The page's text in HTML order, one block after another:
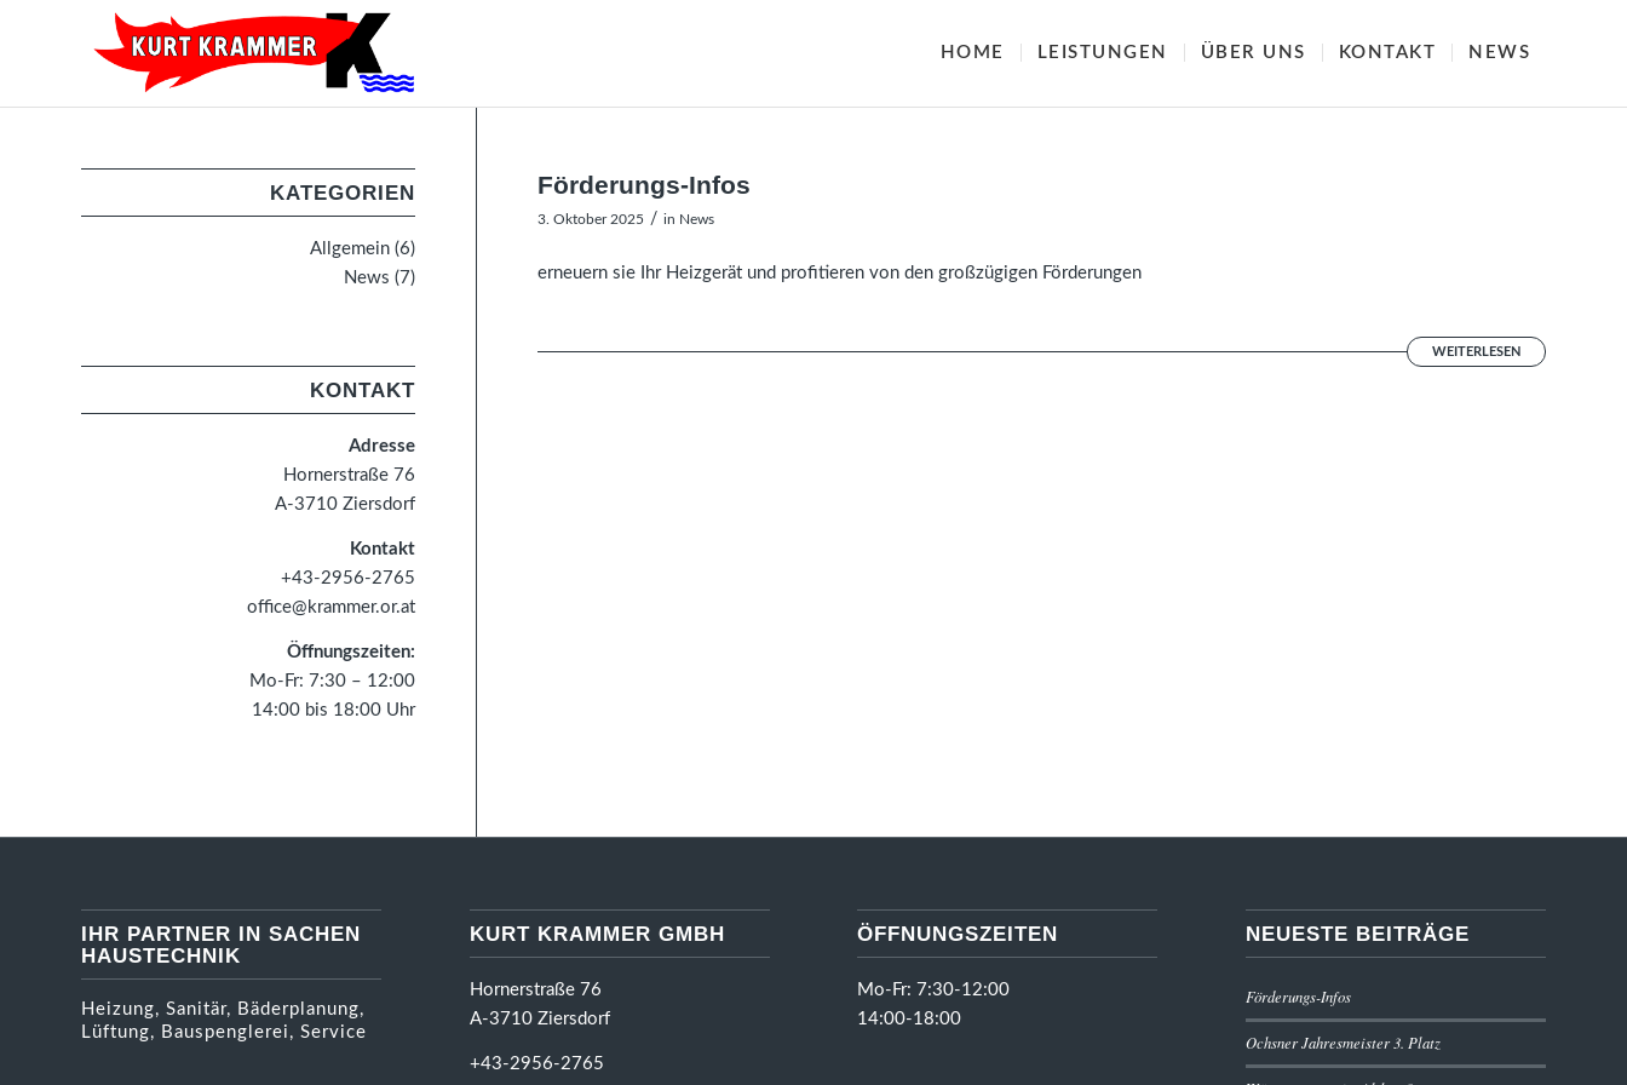
HOME LEISTUNGEN ÜBER UNS KONTAKT NEWS
Förderungs-Infos
3. Oktober 2025 / in News
erneuern sie Ihr Heizgerät und profitieren von den großzügigen Förderungen
WEITERLESEN
KATEGORIEN
Allgemein(6)
News (7)
KONTAKT
Adresse
Hornerstraße 76
A-3710 Ziersdorf
Kontakt
+43-2956-2765
office@krammer.or.at
Öffnungszeiten:
Mo-Fr: 7:30 – 12:00
14:00 bis 18:00 Uhr
IHR PARTNER IN SACHEN
HAUSTECHNIK
Heizung, Sanitär, Bäderplanung,
Lüftung, Bauspenglerei, Service
KURT KRAMMER GMBH
Hornerstraße 76
A-3710 Ziersdorf
+43-2956-2765
ÖFFNUNGSZEITEN
Mo-Fr: 7:30-12:00
14:00-18:00
NEUESTE BEITRÄGE
Förderungs-Infos
Ochsner Jahresmeister 3. Platz